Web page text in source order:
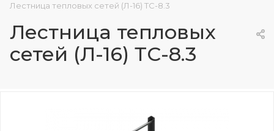
Лестница тепловых сетей (Л-16) ТС-8.3
Лестница тепловых
сетей (Л-16) ТС-8.3